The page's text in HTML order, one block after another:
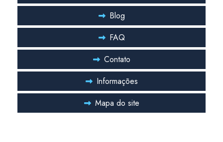
Pmoc plano de manutenção operação e controle de ar condicionado
Projeto de ar condicionado central
Blog
FAQ
Contato
Informações
Mapa do site